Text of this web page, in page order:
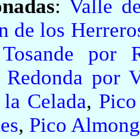
: Valle
de los
Tosande por
Redonda por
Celada,
, Pico